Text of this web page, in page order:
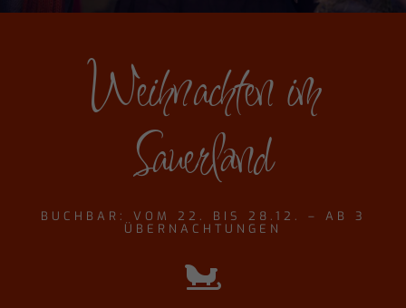
Weihnachten im
Sauerland
BUCHBAR: VOM 22. BIS 28.12. – AB 3
ÜBERNACHTUNGEN